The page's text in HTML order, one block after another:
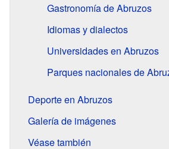
Gastronomía de Abruzos
Idiomas y dialectos
Universidades en Abruzos
Parques nacionales de
Deporte en Abruzos
Galería de imágenes
Véase también